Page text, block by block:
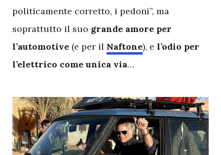
politicamente corretto, i pedoni”, ma
soprattutto il suo grande amore per
l’automotive (e per il Naftone), e l’odio per
l’elettrico come unica via…